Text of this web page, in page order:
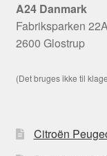
A24 Danmark
Fabriksparken 22A
2600 Glostrup
(Det bruges ikke til
Citroën